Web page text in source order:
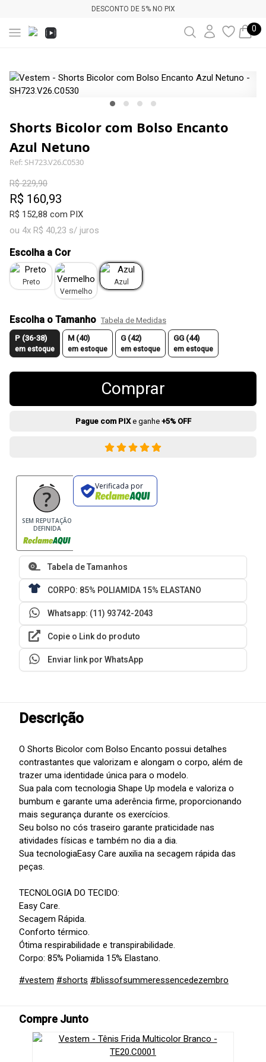
DESCONTO DE 5% NO PIX
0
Shorts Bicolor com Bolso Encanto
Azul Netuno
Ref: SH723.V26.C0530
R$ 229,90
R$ 160,93
R$ 152,88 com PIX
ou 4x R$ 40,23 s/ juros
Escolha a Cor
Preto
Vermelho
Azul
Escolha o Tamanho Tabela de Medidas
P (36-38)
em estoque
M (40)
em estoque
G (42)
em estoque
GG (44)
em estoque
Comprar
Pague com PIXe ganhe +5% OFF
SEM REPUTAÇÃO
DEFINIDA
Verificada por
Tabela de Tamanhos
CORPO: 85% POLIAMIDA 15% ELASTANO
Whatsapp: (11) 93742-2043
Copie o Link do produto
Enviar link por WhatsApp
Descrição
O Shorts Bicolor com Bolso Encanto possui detalhes
contrastantes que valorizam e alongam o corpo, além de
trazer uma identidade única para o modelo.
Sua pala com tecnologia Shape Up modela e valoriza o
bumbum e garante uma aderência firme, proporcionando
mais segurança durante os exercícios.
Seu bolso no cós traseiro garante praticidade nas
atividades físicas e também no dia a dia.
Sua tecnologiaEasy Care auxilia na secagem rápida das
peças.
TECNOLOGIA DO TECIDO:
Easy Care.
Secagem Rápida.
Conforto térmico.
Ótima respirabilidade e transpirabilidade.
Corpo: 85% Poliamida 15% Elastano.
#vestem #shorts #blissofsummeressencedezembro
Compre Junto